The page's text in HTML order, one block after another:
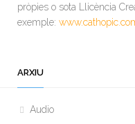
pròpies o sota Llicència
exemple:
ARXIU
Audio